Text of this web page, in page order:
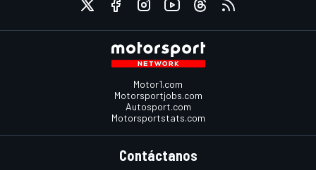
Motor1.com
Motorsportjobs.com
Autosport.com
Motorsportstats.com
Contáctanos